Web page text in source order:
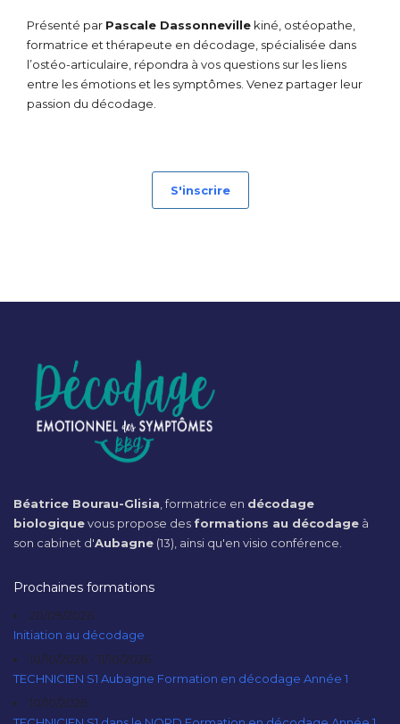
Présenté par Pascale Dassonneville kiné, ostéopathe,
formatrice et thérapeute en décodage, spécialisée dans
l’ostéo-articulaire, répondra à vos questions sur les liens
entre les émotions et les symptômes. Venez partager leur
passion du décodage.
S'inscrire
Béatrice Bourau-Glisia , formatrice en décodage
biologiquevous propose des formations au décodage à
son cabinet d'Aubagne (13), ainsi qu'en visio conférence.
Prochaines formations
20/09/2026
Initiation au décodage
10/10/2026 - 11/10/2026
TECHNICIEN S1 Aubagne Formation en décodage Année 1
10/10/2026